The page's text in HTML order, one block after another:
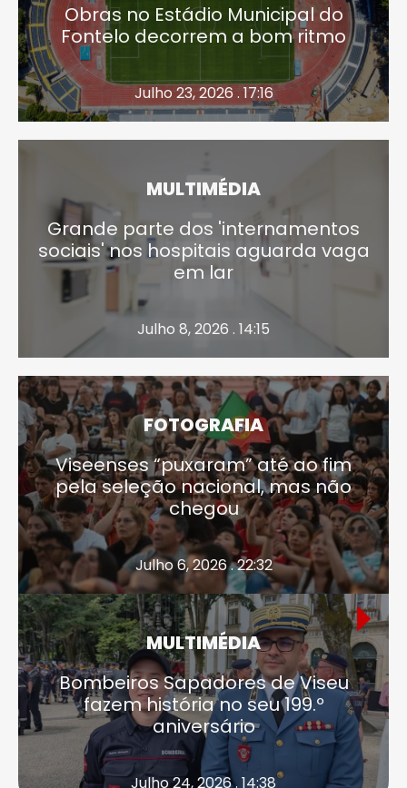
Obras no Estádio Municipal do
Fontelo decorrem a bom ritmo
Julho 23, 2026 . 17:16
MULTIMÉDIA
Grande parte dos 'internamentos
sociais' nos hospitais aguarda vaga
em lar
Julho 8, 2026 . 14:15
FOTOGRAFIA
Viseenses “puxaram” até ao fim
pela seleção nacional, mas não
chegou
Julho 6, 2026 . 22:32
MULTIMÉDIA
Bombeiros Sapadores de Viseu
fazem história no seu 199.º
aniversário
Julho 24, 2026 . 14:38